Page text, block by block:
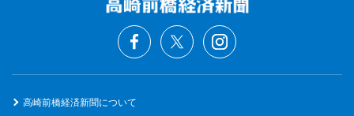
高崎前橋経済新聞について